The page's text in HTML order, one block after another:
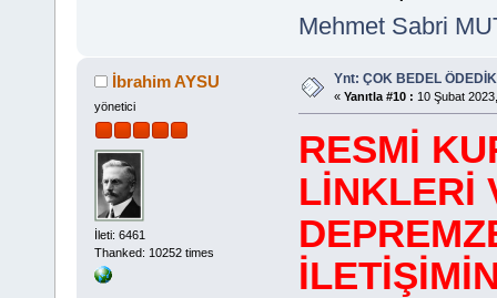
Mehmet Sabri
İbrahim AYSU
yönetici
İleti: 6461
Thanked: 10252 times
Ynt: ÇOK BEDEL
« Yanıtla #10 : 10 Şubat
RESMİ
LİNKLERİ